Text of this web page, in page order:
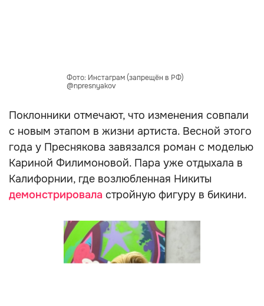
Фото: Инстаграм (запрещён в РФ)
@npresnyakov
Поклонники отмечают, что изменения совпали
с новым этапом в жизни артиста. Весной этого
года у Преснякова завязался роман с моделью
Кариной Филимоновой. Пара уже отдыхала в
Калифорнии, где возлюбленная Никиты
демонстрировала стройную фигуру в бикини.